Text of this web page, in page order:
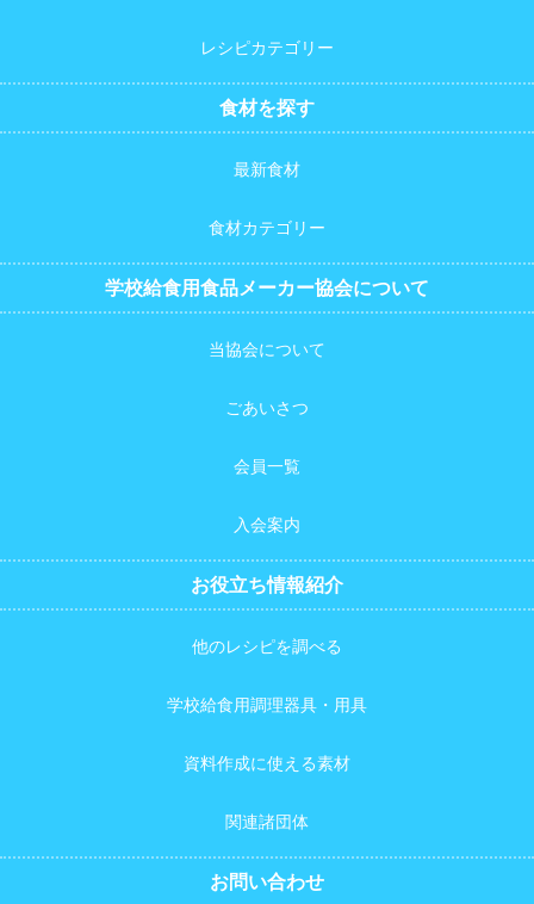
レシピカテゴリー
食材を探す
最新食材
食材カテゴリー
学校給食用食品メーカー協会について
当協会について
ごあいさつ
会員一覧
入会案内
お役立ち情報紹介
他のレシピを調べる
学校給食用調理器具・用具
資料作成に使える素材
関連諸団体
お問い合わせ